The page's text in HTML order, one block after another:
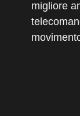
migliore